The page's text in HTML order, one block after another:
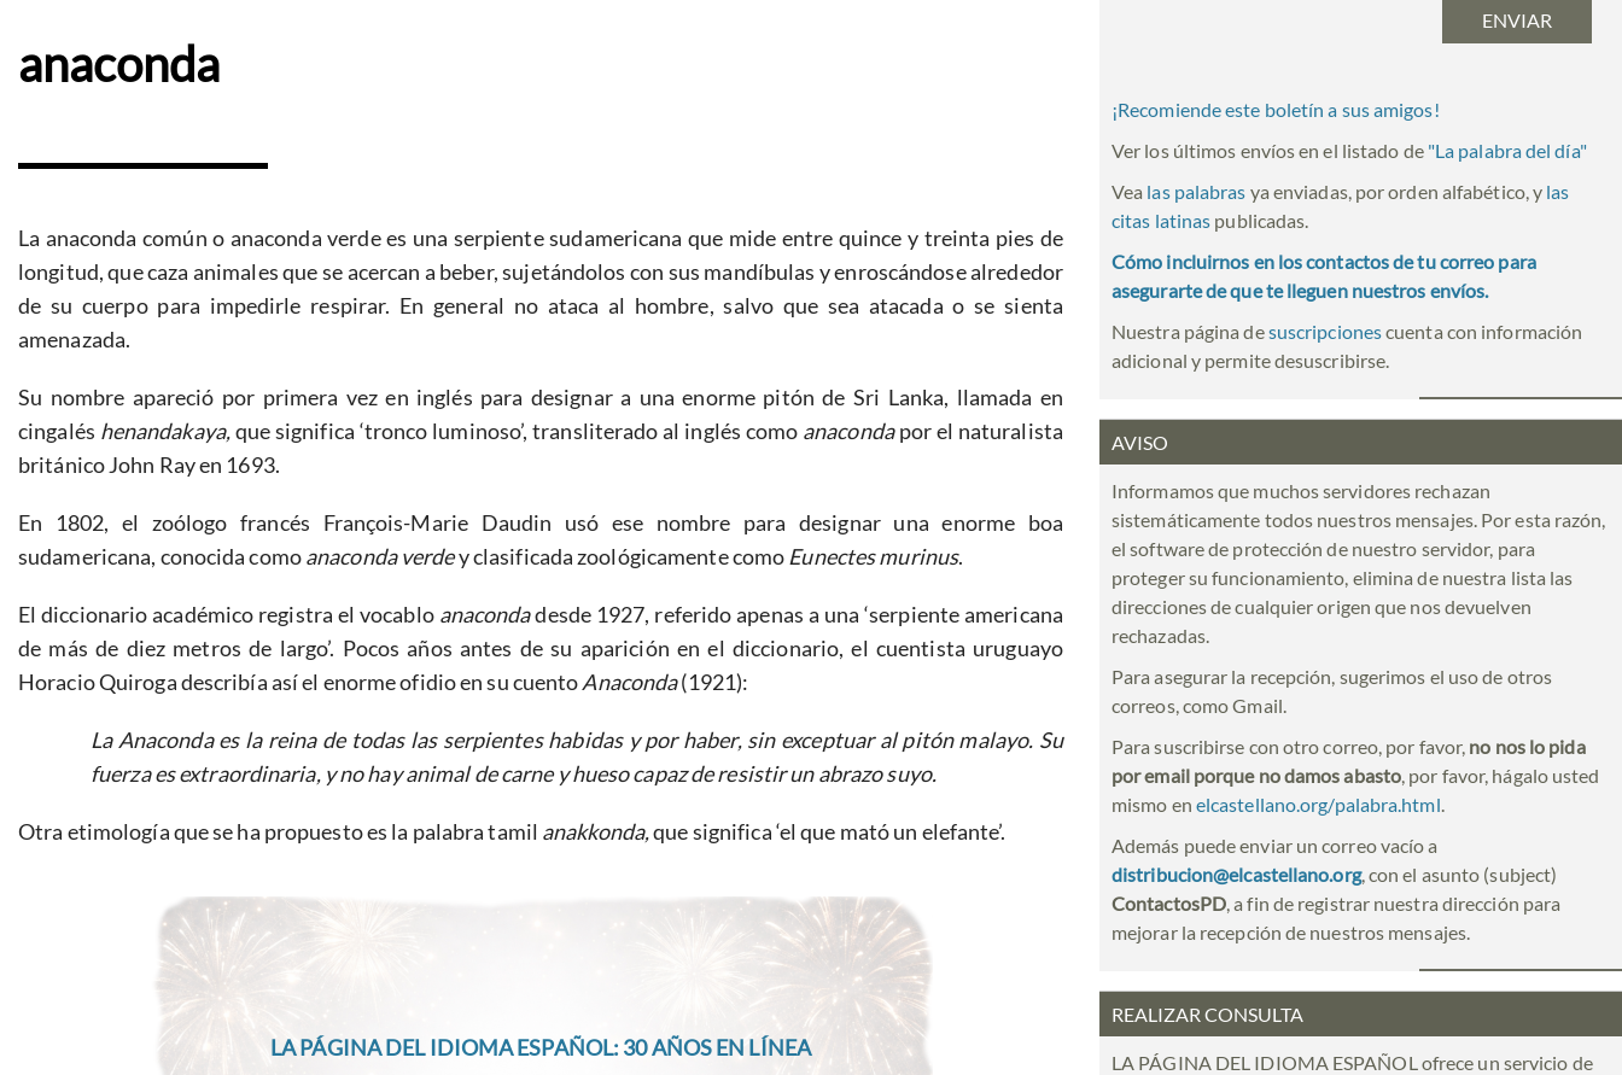
anaconda
La anaconda común o anaconda verde es una serpiente sudamericana que mide entre quince y treinta pies de
longitud, que caza animales que se acercan a beber, sujetándolos con sus mandíbulas y enroscándose alrededor
de su cuerpo para impedirle respirar. En general no ataca al hombre, salvo que sea atacada o se sienta
amenazada.
Su nombre apareció por primera vez en inglés para designar a una enorme pitón de Sri Lanka, llamada en
cingalés henandakaya,que significa ‘tronco luminoso’, transliterado al inglés como anacondapor el naturalista
británico John Ray en 1693.
En 1802, el zoólogo francés François-Marie Daudin usó ese nombre para designar una enorme boa
sudamericana, conocida comoanaconda verdey clasificada zoológicamente como Eunectes murinus.
El diccionario académico registra el vocablo anacondadesde 1927, referido apenas a una ‘serpiente americana
de más de diez metros de largo’. Pocos años antes de su aparición en el diccionario, el cuentista uruguayo
Horacio Quiroga describía así el enorme ofidio en su cuentoAnaconda(1921):
La Anacondaes la reina de todas las serpientes habidas y por haber, sin exceptuar al pitón malayo. Su
fuerza es extraordinaria, y no hay animal de carne y hueso capaz de resistir un abrazo suyo.
Otra etimología que se ha propuesto es la palabra tamil anakkonda,que significa ‘el que mató un elefante’.
LA PÁGINA DEL IDIOMA ESPAÑOL: 30 AÑOS EN LÍNEA
¡Recomiende este boletín a sus amigos!
Ver los últimos envíos en el listado de "La palabra del día"
Vea las palabras ya enviadas, por orden alfabético, y las
citas latinas publicadas.
Cómo incluirnos en los contactos de tu correo para
asegurarte de que te lleguen nuestros envíos.
Nuestra página desuscripcionescuenta con información
adicional y permite desuscribirse.
AVISO
Informamos que muchos servidores rechazan
sistemáticamente todos nuestros mensajes. Por esta razón,
el software de protección de nuestro servidor, para
proteger su funcionamiento, elimina de nuestra lista las
direcciones de cualquier origen que nos devuelven
rechazadas.
Para asegurar la recepción, sugerimos el uso de otros
correos, como Gmail.
Para suscribirse con otro correo, por favor, no nos lo pida
por email porque no damos abasto, por favor, hágalo usted
mismo en elcastellano.org/palabra.html.
Además puede enviar un correo vacío a
distribucion@elcastellano.org, con el asunto (subject)
ContactosPD, a fin de registrar nuestra dirección para
mejorar la recepción de nuestros mensajes.
REALIZAR CONSULTA
LA PÁGINA DEL IDIOMA ESPAÑOL ofrece un servicio de